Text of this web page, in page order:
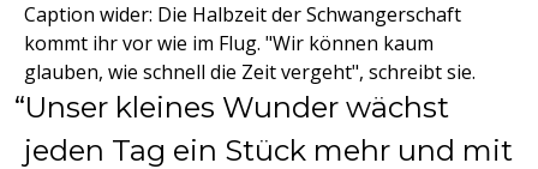
Caption wider: Die Halbzeit der Schwangerschaft
kommt ihr vor wie im Flug. "Wir können kaum
glauben, wie schnell die Zeit vergeht", schreibt sie.
Unser kleines Wunder wächst
jeden Tag ein Stück mehr und mit